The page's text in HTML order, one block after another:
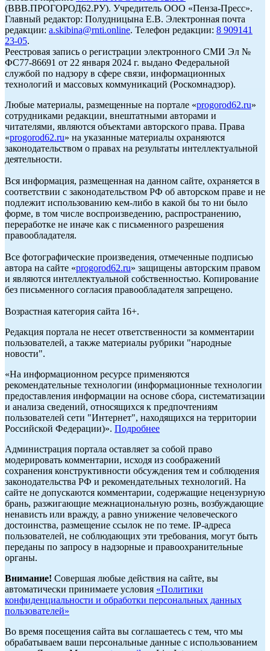
(ВВВ.ПРОГОРОД62.РУ). Учредитель ООО «Пенза-Пресс».
Главный редактор: Полудницына Е.В. Электронная почта
редакции: a.skibina@rnti.online. Телефон редакции: 8 909141
23-05.
Реестровая запись о регистрации электронного СМИ Эл №
ФС77-86691 от 22 января 2024 г. выдано Федеральной
службой по надзору в сфере связи, информационных
технологий и массовых коммуникаций (Роскомнадзор).
Любые материалы, размещенные на портале «progorod62.ru»
сотрудниками редакции, внештатными авторами и
читателями, являются объектами авторского права. Права
«progorod62.ru» на указанные материалы охраняются
законодательством о правах на результаты интеллектуальной
деятельности.
Вся информация, размещенная на данном сайте, охраняется в
соответствии с законодательством РФ об авторском праве и не
подлежит использованию кем-либо в какой бы то ни было
форме, в том числе воспроизведению, распространению,
переработке не иначе как с письменного разрешения
правообладателя.
Все фотографические произведения, отмеченные подписью
автора на сайте «progorod62.ru» защищены авторским правом
и являются интеллектуальной собственностью. Копирование
без письменного согласия правообладателя запрещено.
Возрастная категория сайта 16+.
Редакция портала не несет ответственности за комментарии
пользователей, а также материалы рубрики "народные
новости".
«На информационном ресурсе применяются
рекомендательные технологии (информационные технологии
предоставления информации на основе сбора, систематизации
и анализа сведений, относящихся к предпочтениям
пользователей сети "Интернет", находящихся на территории
Российской Федерации)». Подробнее
Администрация портала оставляет за собой право
модерировать комментарии, исходя из соображений
сохранения конструктивности обсуждения тем и соблюдения
законодательства РФ и рекомендательных технологий. На
сайте не допускаются комментарии, содержащие нецензурную
брань, разжигающие межнациональную рознь, возбуждающие
ненависть или вражду, а равно унижение человеческого
достоинства, размещение ссылок не по теме. IP-адреса
пользователей, не соблюдающих эти требования, могут быть
переданы по запросу в надзорные и правоохранительные
органы.
Внимание! Совершая любые действия на сайте, вы
автоматически принимаете условия «Политики
конфиденциальности и обработки персональных данных
пользователей»
Во время посещения сайта вы соглашаетесь с тем, что мы
обрабатываем ваши персональные данные с использованием